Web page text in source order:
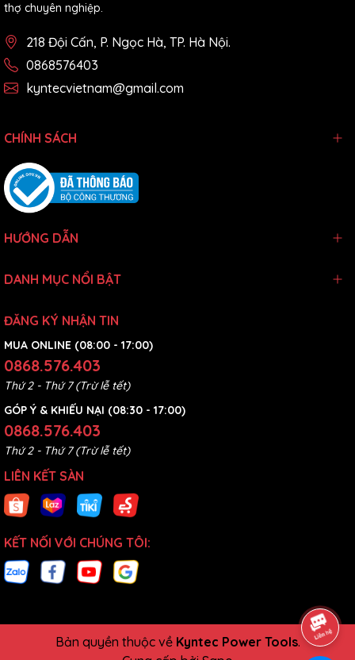
thợ chuyên nghiệp.
218 Đội Cấn, P. Ngọc Hà, TP. Hà Nội.
0868576403
kyntecvietnam@gmail.com
CHÍNH SÁCH
HƯỚNG DẪN
DANH MỤC NỔI BẬT
ĐĂNG KÝ NHẬN TIN
MUA ONLINE (08:00 - 17:00)
0868.576.403
Thứ 2 - Thứ 7 (Trừ lễ tết)
GÓP Ý & KHIẾU NẠI (08:30 - 17:00)
0868.576.403
Thứ 2 - Thứ 7 (Trừ lễ tết)
LIÊN KẾT SÀN
KẾT NỐI VỚI CHÚNG TÔI:
Bản quyền thuộc về Kyntec Power Tools.